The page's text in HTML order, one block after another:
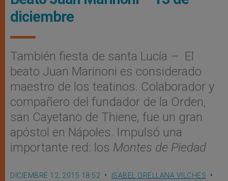
diciembre
También fiesta de santa Lucía – El
beato Juan Marinoni es considerado
maestro de los teatinos. Colaborador y
compañero del fundador de la Orden,
san Cayetano de Thiene, fue un gran
apóstol en Nápoles. Impulsó una
importante red: los Montes de Piedad
DICIEMBRE 12, 2015 18:52
ISABEL ORELLANA VILCHES